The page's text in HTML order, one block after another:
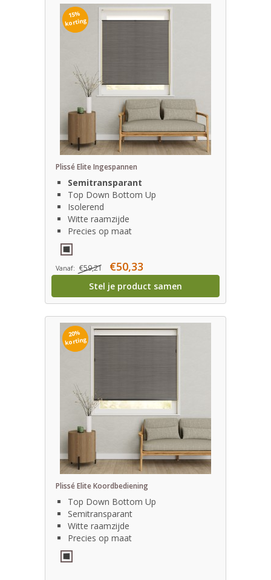
15%
korting
Plissé Elite Ingespannen
Semitransparant
Top Down Bottom Up
Isolerend
Witte raamzijde
Precies op maat
Vanaf: €59,21 €50,33
Stel je product samen
20%
korting
Plissé Elite Koordbediening
Top Down Bottom Up
Semitransparant
Witte raamzijde
Precies op maat